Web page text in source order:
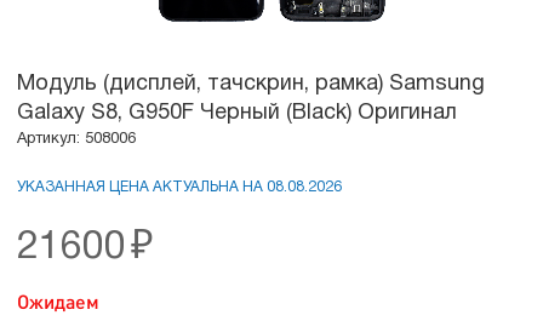
Модуль (дисплей, тачскрин, рамка) Samsung
Galaxy S8, G950F Черный (Black) Оригинал
Артикул: 508006
УКАЗАННАЯ ЦЕНА АКТУАЛЬНА НА 08.08.2026
21600 ₽
Ожидаем